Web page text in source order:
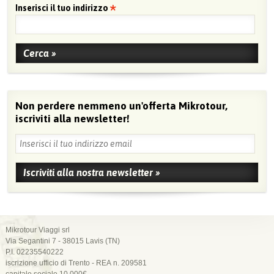
Inserisci il tuo indirizzo
Non perdere nemmeno un'offerta Mikrotour,
iscriviti alla newsletter!
Mikrotour Viaggi srl
Via Segantini 7 - 38015 Lavis (TN)
P.I. 02235540222
iscrizione ufficio di Trento - REA n. 209581